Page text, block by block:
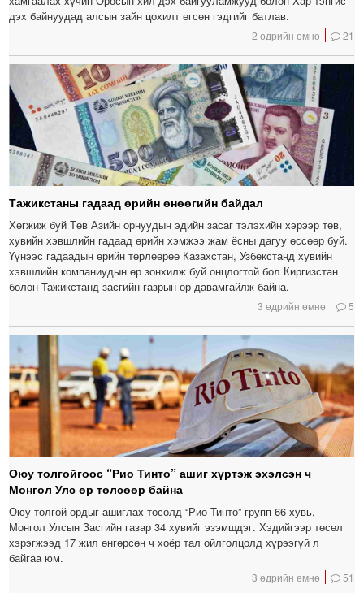
дэх байнуудад алсын зайн цохилт өгсөн гэдгийг батлав.
2 өдрийн өмнө 21
Тажикстаны гадаад өрийн өнөөгийн байдал
Хөгжиж буй Төв Азийн орнуудын эдийн засаг тэлэхийн хэрээр төв,
хувийн хэвшлийн гадаад өрийн хэмжээ жам ёсны дагуу өссөөр буй.
Үүнээс гадаадын өрийн төрлөөрөө Казахстан, Узбекстанд хувийн
хэвшлийн компаниудын өр зонхилж буй онцлогтой бол Киргизстан
болон Тажикстанд засгийн газрын өр давамгайлж байна.
3 өдрийн өмнө 5
Оюу толгойгоос “Рио Тинто” ашиг хүртэж эхэлсэн ч
Монгол Улс өр төлсөөр байна
Оюу толгой ордыг ашиглах төсөлд “Рио Тинто” групп 66 хувь,
Монгол Улсын Засгийн газар 34 хувийг эзэмшдэг. Хэдийгээр төсөл
хэрэгжээд 17 жил өнгөрсөн ч хоёр тал ойлголцолд хүрээгүй л
байгаа юм.
3 өдрийн өмнө 51